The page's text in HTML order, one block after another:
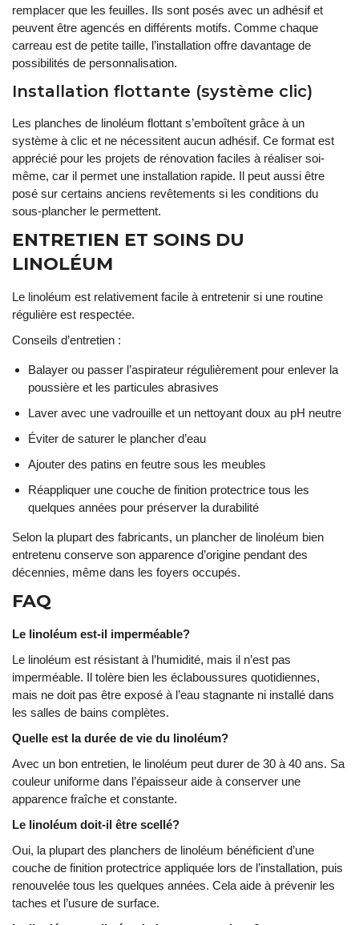
remplacer que les feuilles. Ils sont posés avec un adhésif et
peuvent être agencés en différents motifs. Comme chaque
carreau est de petite taille, l’installation offre davantage de
possibilités de personnalisation.
Installation flottante (système clic)
Les planches de linoléum flottant s’emboîtent grâce à un
système à clic et ne nécessitent aucun adhésif. Ce format est
apprécié pour les projets de rénovation faciles à réaliser soi-
même, car il permet une installation rapide. Il peut aussi être
posé sur certains anciens revêtements si les conditions du
sous-plancher le permettent.
ENTRETIEN ET SOINS DU
LINOLÉUM
Le linoléum est relativement facile à entretenir si une routine
régulière est respectée.
Conseils d’entretien :
Balayer ou passer l’aspirateur régulièrement pour enlever la
poussière et les particules abrasives
Laver avec une vadrouille et un nettoyant doux au pH neutre
Éviter de saturer le plancher d’eau
Ajouter des patins en feutre sous les meubles
Réappliquer une couche de finition protectrice tous les
quelques années pour préserver la durabilité
Selon la plupart des fabricants, un plancher de linoléum bien
entretenu conserve son apparence d’origine pendant des
décennies, même dans les foyers occupés.
FAQ
Le linoléum est-il imperméable?
Le linoléum est résistant à l’humidité, mais il n’est pas
imperméable. Il tolère bien les éclaboussures quotidiennes,
mais ne doit pas être exposé à l’eau stagnante ni installé dans
les salles de bains complètes.
Quelle est la durée de vie du linoléum?
Avec un bon entretien, le linoléum peut durer de 30 à 40 ans. Sa
couleur uniforme dans l’épaisseur aide à conserver une
apparence fraîche et constante.
Le linoléum doit-il être scellé?
Oui, la plupart des planchers de linoléum bénéficient d’une
couche de finition protectrice appliquée lors de l’installation, puis
renouvelée tous les quelques années. Cela aide à prévenir les
taches et l’usure de surface.